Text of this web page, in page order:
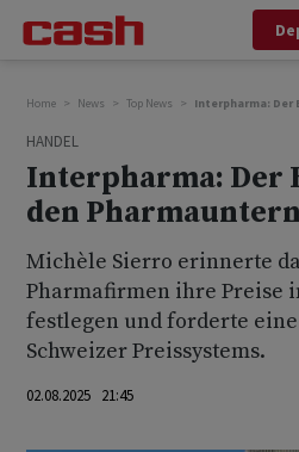
Home News Top News Interpharma: Der
HANDEL
Interpharma: Der
den
Michèle Sierro erinnerte
Pharmafirmen ihre Preise
festlegen und forderte
Schweizer Preissystems.
02.08.2025 21:45